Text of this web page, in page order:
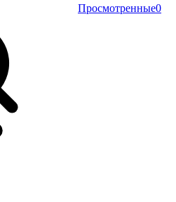
Просмотренные0